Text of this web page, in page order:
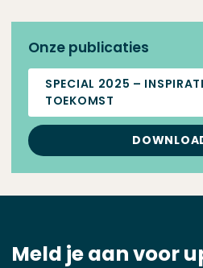
Onze publicaties
SPECIAL 2025 –
TOEKOMST
Meld je aan voor